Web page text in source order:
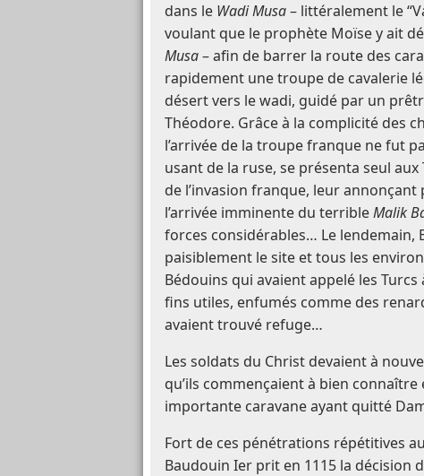
dans le Wadi Musa– littéralement le
voulant que le prophète Moïse y ait
Musa– afin de barrer la route des
rapidement une troupe de cavalerie
désert vers le wadi, guidé par un
Théodore. Grâce à la complicité des
l’arrivée de la troupe franque ne fut
usant de la ruse, se présenta seul
de l’invasion franque, leur annonçant
l’arrivée imminente du terribleMalik
forces considérables… Le lendemain,
paisiblement le site et tous les
Bédouins qui avaient appelé les
fins utiles, enfumés comme des
avaient trouvé refuge…
Les soldats du Christ devaient à
qu’ils commençaient à bien
importante caravane ayant quitté
Fort de ces pénétrations répétitives
Baudouin Ier prit en 1115 la décision